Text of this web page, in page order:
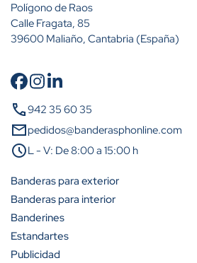
Cantidad
A partir de 10 unidades
A partir de 25 unidades
A partir de 50 unidades
A partir de 100 unidades
Polígono de Raos
Calle Fragata, 85
39600 Maliaño, Cantabria (España)
call942 35 60 35
mailpedidos@banderasphonline.com
scheduleL - V: De 8:00 a 15:00 h
Banderas para exterior
Banderas para interior
Banderines
Estandartes
Publicidad